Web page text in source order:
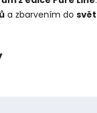
a zbarvením do